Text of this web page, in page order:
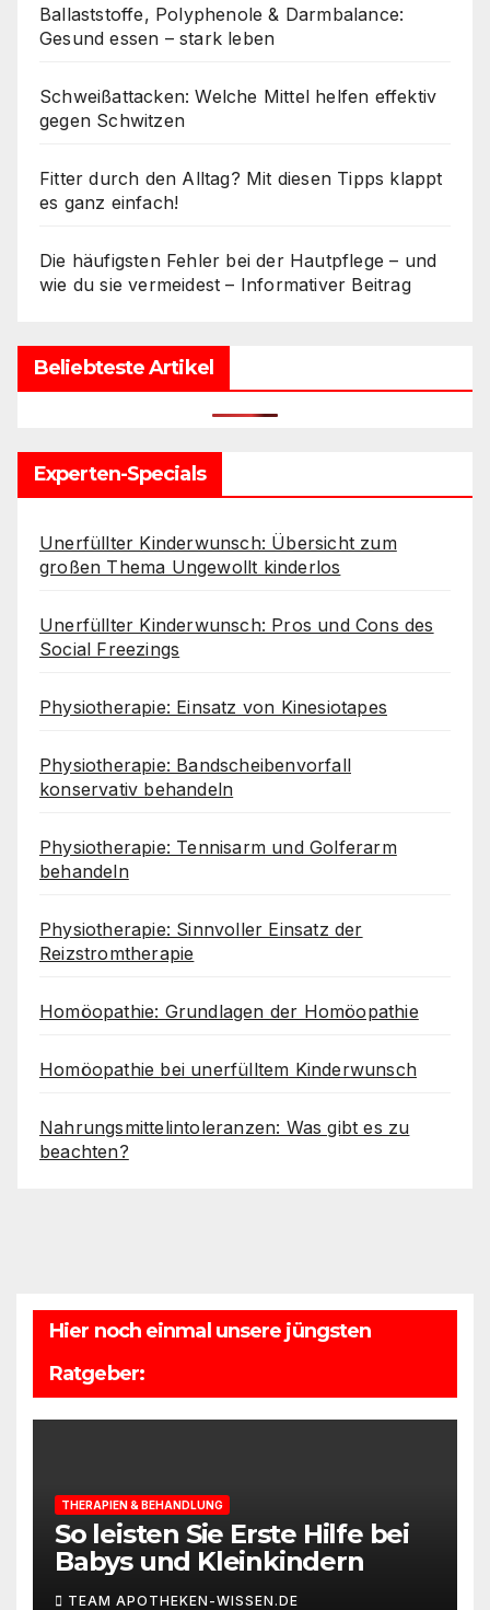
Ballaststoffe, Polyphenole & Darmbalance:
Gesund essen – stark leben
Schweißattacken: Welche Mittel helfen effektiv
gegen Schwitzen
Fitter durch den Alltag? Mit diesen Tipps klappt
es ganz einfach!
Die häufigsten Fehler bei der Hautpflege – und
wie du sie vermeidest – Informativer Beitrag
Beliebteste Artikel
Experten-Specials
Unerfüllter Kinderwunsch: Übersicht zum
großen Thema Ungewollt kinderlos
Unerfüllter Kinderwunsch: Pros und Cons des
Social Freezings
Physiotherapie: Einsatz von Kinesiotapes
Physiotherapie: Bandscheibenvorfall
konservativ behandeln
Physiotherapie: Tennisarm und Golferarm
behandeln
Physiotherapie: Sinnvoller Einsatz der
Reizstromtherapie
Homöopathie: Grundlagen der Homöopathie
Homöopathie bei unerfülltem Kinderwunsch
Nahrungsmittelintoleranzen: Was gibt es zu
beachten?
Hier noch einmal unsere jüngsten
Ratgeber:
THERAPIEN & BEHANDLUNG
So leisten Sie Erste Hilfe bei
Babys und Kleinkindern
TEAM APOTHEKEN-WISSEN.DE